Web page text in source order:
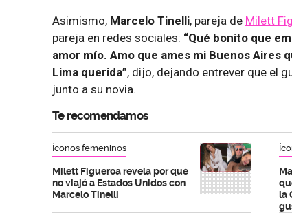
Asimismo, Marcelo Tinelli, pareja de Milett
pareja en redes sociales: “Qué bonito que
amor mío. Amo que ames mi Buenos Aires
Lima querida”, dijo, dejando entrever que el
junto a su novia.
Te recomendamos
Íconos femeninos
Milett Figueroa revela por qué
no viajó a Estados Unidos con
Marcelo Tinelli
la